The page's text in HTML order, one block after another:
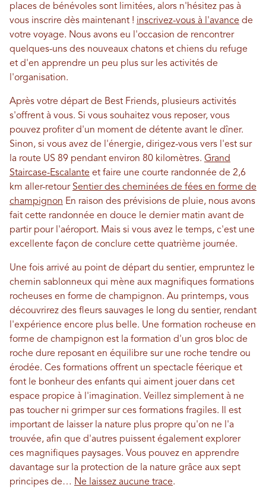
places de bénévoles sont limitées, alors n'hésitez pas à
vous inscrire dès maintenant ! inscrivez-vous à l'avance de
votre voyage. Nous avons eu l'occasion de rencontrer
quelques-uns des nouveaux chatons et chiens du refuge
et d'en apprendre un peu plus sur les activités de
l'organisation.
Après votre départ de Best Friends, plusieurs activités
s'offrent à vous. Si vous souhaitez vous reposer, vous
pouvez profiter d'un moment de détente avant le dîner.
Sinon, si vous avez de l'énergie, dirigez-vous vers l'est sur
la route US 89 pendant environ 80 kilomètres. Grand
Staircase-Escalante et faire une courte randonnée de 2,6
km aller-retour Sentier des cheminées de fées en forme de
champignon En raison des prévisions de pluie, nous avons
fait cette randonnée en douce le dernier matin avant de
partir pour l'aéroport. Mais si vous avez le temps, c'est une
excellente façon de conclure cette quatrième journée.
Une fois arrivé au point de départ du sentier, empruntez le
chemin sablonneux qui mène aux magnifiques formations
rocheuses en forme de champignon. Au printemps, vous
découvrirez des fleurs sauvages le long du sentier, rendant
l'expérience encore plus belle. Une formation rocheuse en
forme de champignon est la formation d'un gros bloc de
roche dure reposant en équilibre sur une roche tendre ou
érodée. Ces formations offrent un spectacle féerique et
font le bonheur des enfants qui aiment jouer dans cet
espace propice à l'imagination. Veillez simplement à ne
pas toucher ni grimper sur ces formations fragiles. Il est
important de laisser la nature plus propre qu'on ne l'a
trouvée, afin que d'autres puissent également explorer
ces magnifiques paysages. Vous pouvez en apprendre
davantage sur la protection de la nature grâce aux sept
principes de… Ne laissez aucune trace.